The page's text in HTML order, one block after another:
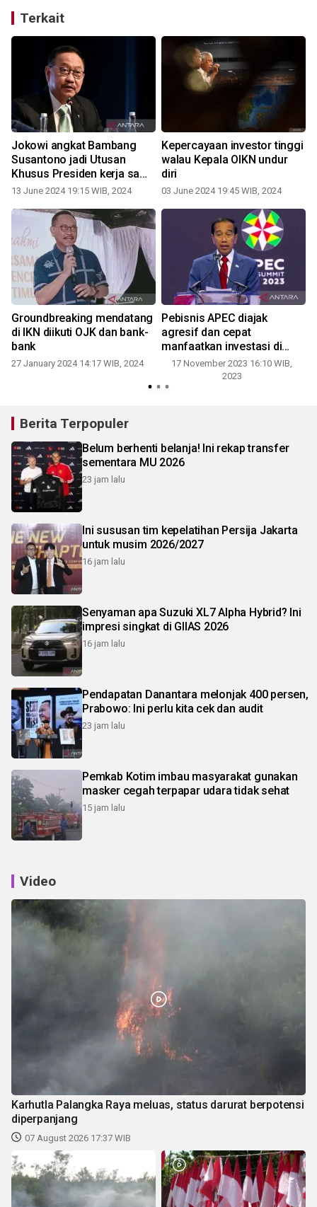
Terkait
Jokowi angkat Bambang
Susantono jadi Utusan
Khusus Presiden kerja sama
IKN
13 June 2024 19:15 WIB, 2024
Kepercayaan investor tinggi
walau Kepala OIKN undur
diri
03 June 2024 19:45 WIB, 2024
Groundbreaking mendatang
di IKN diikuti OJK dan bank-
bank
27 January 2024 14:17 WIB, 2024
Pebisnis APEC diajak
agresif dan cepat
manfaatkan investasi di
Indonesia
17 November 2023 16:10 WIB,
2023
Berita Terpopuler
Belum berhenti belanja! Ini rekap transfer
sementara MU 2026
23 jam lalu
Ini sususan tim kepelatihan Persija Jakarta
untuk musim 2026/2027
16 jam lalu
Senyaman apa Suzuki XL7 Alpha Hybrid? Ini
impresi singkat di GIIAS 2026
16 jam lalu
Pendapatan Danantara melonjak 400 persen,
Prabowo: Ini perlu kita cek dan audit
23 jam lalu
Pemkab Kotim imbau masyarakat gunakan
masker cegah terpapar udara tidak sehat
15 jam lalu
Video
Karhutla Palangka Raya meluas, status darurat berpotensi
diperpanjang
07 August 2026 17:37 WIB